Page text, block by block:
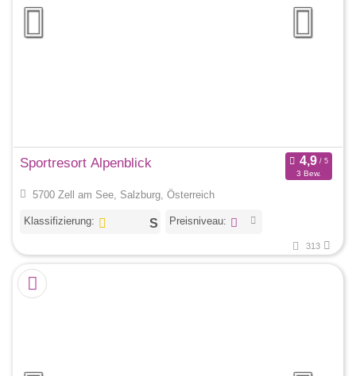
Sportresort Alpenblick
3 Bew.
5700 Zell am See, Salzburg, Österreich
Klassifizierung: Preisniveau:
313